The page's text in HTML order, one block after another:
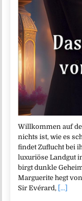
Willkommen auf
nichts ist, wie es
findet Zuflucht bei
luxuriöse Landgut
birgt dunkle
Marguerite hegt
Sir Evérard, [...]